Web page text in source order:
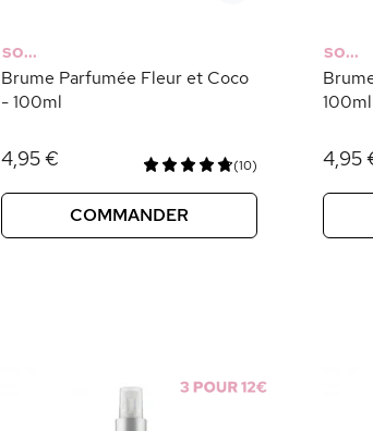
SO...
Brume Parfumée Fleur et Coco
- 100ml
4,95 € (10)
COMMANDER
SO...
100ml
4,95